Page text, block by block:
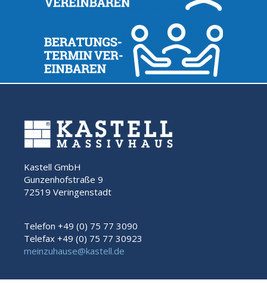
Kastell GmbH
Gunzenhofstraße 9
72519 Veringenstadt
Telefon +49 (0) 75 77 3090
Telefax +49 (0) 75 77 30923
meinzuhause@kastell.de